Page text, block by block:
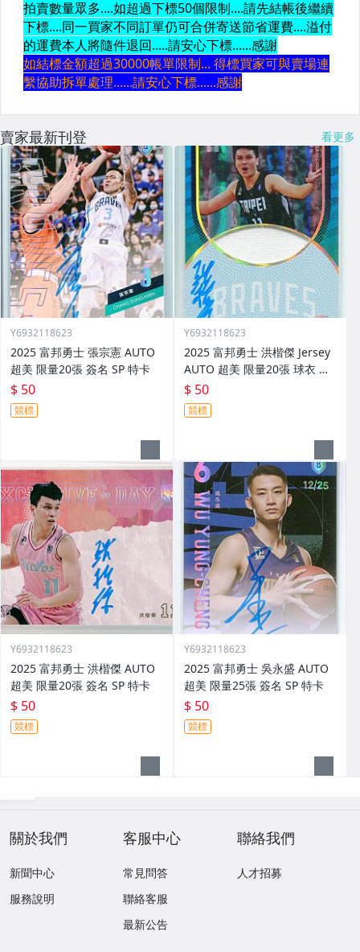
賣家最新刊登 看更多
Y6932118623
2025 富邦勇士 張宗憲 AUTO
超美 限量20張 簽名 SP 特卡
$ 50
競標
Y6932118623
2025 富邦勇士 洪楷傑 Jersey
AUTO 超美 限量20張 球衣 簽
名 SP 特卡
$ 50
競標
Y6932118623
2025 富邦勇士 洪楷傑 AUTO
超美 限量20張 簽名 SP 特卡
$ 50
競標
Y6932118623
2025 富邦勇士 吳永盛 AUTO
超美 限量25張 簽名 SP 特卡
$ 50
競標
關於我們
新聞中心
服務說明
客服中心
常見問答
聯絡客服
最新公告
聯絡我們
人才招募